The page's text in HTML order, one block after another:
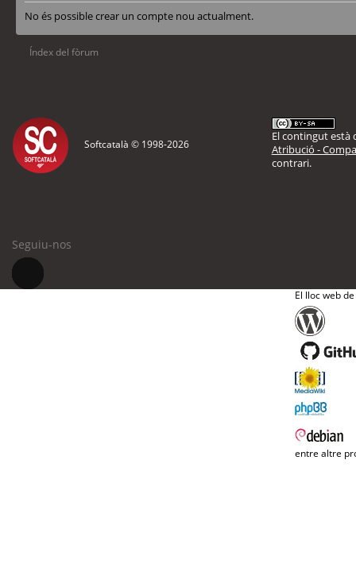
No és possible crear un compte nou actualment.
Índex del fòrum
Softcatalà © 1998-2026
El contingut està
Atribució -
contrari.
Seguiu-nos
El lloc web
entre altre